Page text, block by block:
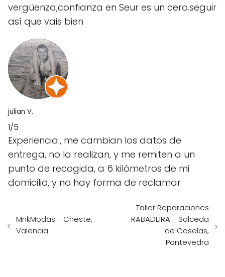
vergüenza,confianza en Seur es un cero.seguir
así que vais bien
julian V.
1/5
Experiencia:, me cambian los datos de
entrega, no la realizan, y me remiten a un
punto de recogida, a 6 kilómetros de mi
domicilio, y no hay forma de reclamar
MnkModas - Cheste,
Valencia
Taller Reparaciones
RABADEIRA - Salceda
de Caselas,
Pontevedra